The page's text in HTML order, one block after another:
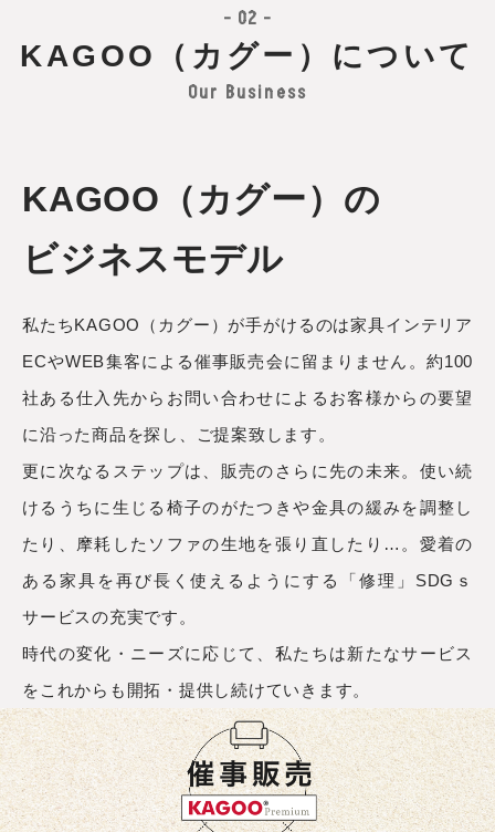
- 02 -
KAGOO（カグー）について
Our Business
KAGOO（カグー）の
ビジネスモデル
私たちKAGOO（カグー）が手がけるのは家具インテリア
ECやWEB集客による催事販売会に留まりません。約100
社ある仕入先からお問い合わせによるお客様からの要望
に沿った商品を探し、ご提案致します。
更に次なるステップは、販売のさらに先の未来。使い続
けるうちに生じる椅子のがたつきや金具の緩みを調整し
たり、摩耗したソファの生地を張り直したり…。愛着の
ある家具を再び長く使えるようにする「修理」SDGｓ
サービスの充実です。
時代の変化・ニーズに応じて、私たちは新たなサービス
をこれからも開拓・提供し続けていきます。